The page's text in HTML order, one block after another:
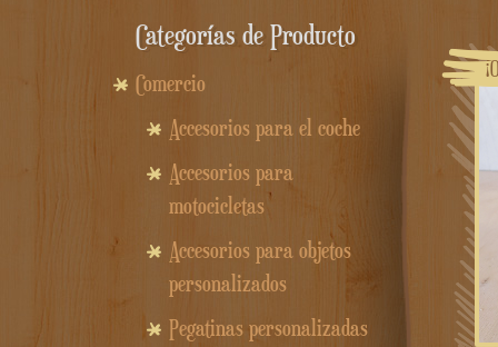
Categorías de Producto
Comercio
Accesorios para el coche
Accesorios para
motocicletas
Accesorios para objetos
personalizados
Pegatinas personalizadas